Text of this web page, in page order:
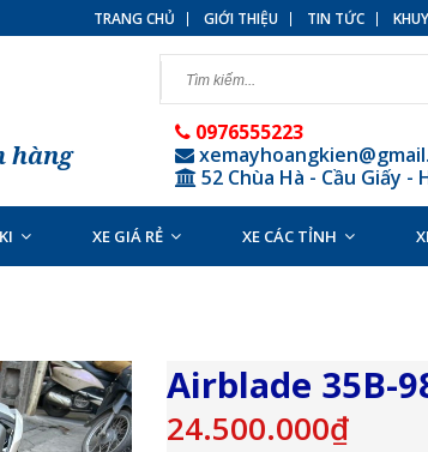
TRANG CHỦ GIỚI THIỆU TIN TỨC
hàng
0976555223
52 Chùa Hà - Cầu Giấy -
XE GIÁ RẺ XE CÁC TỈNH
Airblade 35B-
24.500.000₫